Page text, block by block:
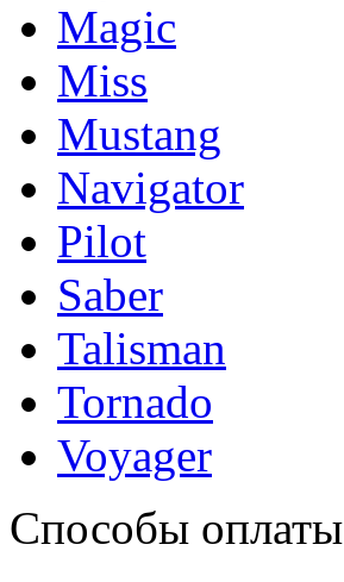
Magic
Miss
Mustang
Navigator
Pilot
Saber
Talisman
Tornado
Voyager
Способы оплаты